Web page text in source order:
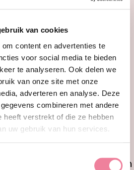
van cookies
content en advertenties te
voor social media te bieden
te analyseren. Ook delen we
van onze site met onze
adverteren en analyse. Deze
combineren met andere
heeft verstrekt of die ze hebben
uw gebruik van hun services.
(vitaliteit)
intensief aan het werk
gelukkig.(absorptie)
werk dat ik doe.
in mijn werk.(absorptie)
mij in vervoering.
per subschaal op en